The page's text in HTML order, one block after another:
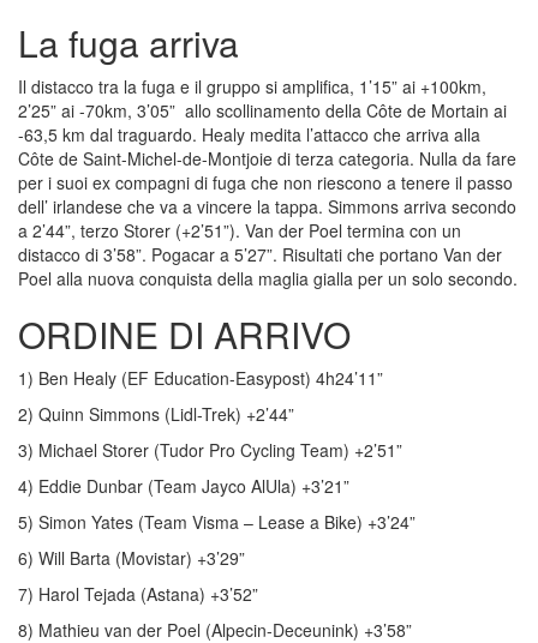
La fuga arriva
Il distacco tra la fuga e il gruppo si amplifica, 1’15” ai +100km,
2’25” ai -70km, 3’05” allo scollinamento della Côte de Mortain ai
-63,5 km dal traguardo. Healy medita l’attacco che arriva alla
Côte de Saint-Michel-de-Montjoie di terza categoria. Nulla da fare
per i suoi ex compagni di fuga che non riescono a tenere il passo
dell’ irlandese che va a vincere la tappa. Simmons arriva secondo
a 2’44”, terzo Storer (+2’51”). Van der Poel termina con un
distacco di 3’58”. Pogacar a 5’27”. Risultati che portano Van der
Poel alla nuova conquista della maglia gialla per un solo secondo.
ORDINE DI ARRIVO
1) Ben Healy (EF Education-Easypost) 4h24’11”
2) Quinn Simmons (Lidl-Trek) +2’44”
3) Michael Storer (Tudor Pro Cycling Team) +2’51”
4) Eddie Dunbar (Team Jayco AlUla) +3’21”
5) Simon Yates (Team Visma – Lease a Bike) +3’24”
6) Will Barta (Movistar) +3’29”
7) Harol Tejada (Astana) +3’52”
8) Mathieu van der Poel (Alpecin-Deceunink) +3’58”